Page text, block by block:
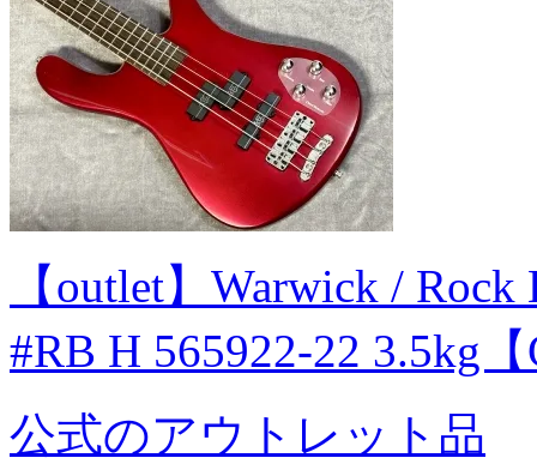
【outlet】Warwick /
#RB H 565922-22 3.5kg
公式のアウトレット品